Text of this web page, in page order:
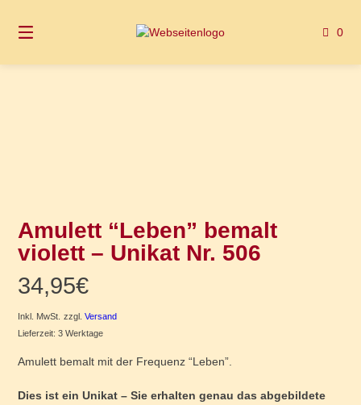
zum
0
Amulett “Leben” bemalt
violett – Unikat Nr. 506
34,95€
Inkl. MwSt. zzgl.Versand
Lieferzeit: 3 Werktage
Amulett bemalt mit der Frequenz “Leben”.
Dies ist ein Unikat – Sie erhalten genau das abgebildete